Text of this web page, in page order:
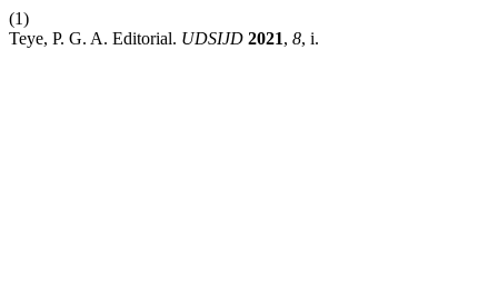
(1)
Teye, P. G. A. Editorial. UDSIJD 2021, 8, i.